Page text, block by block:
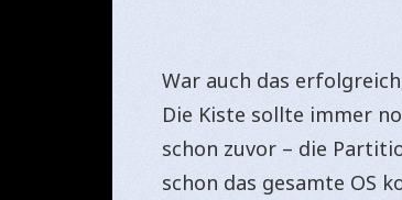
War auch das
Die Kiste sollte immer
schon zuvor – die
schon das gesamte OS